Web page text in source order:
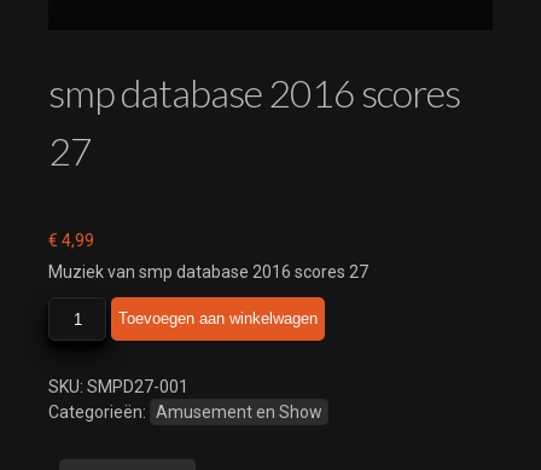
smp database 2016 scores
27
€ 4,99
Muziek van smp database 2016 scores 27
database
scores
27
Toevoegen aan winkelwagen
SKU: SMPD27-001
Categorieën: Amusement en Show